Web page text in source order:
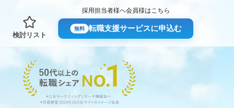
検討リスト
採用担当者様へ会員様はこちら
無料 転職支援サービスに申込む